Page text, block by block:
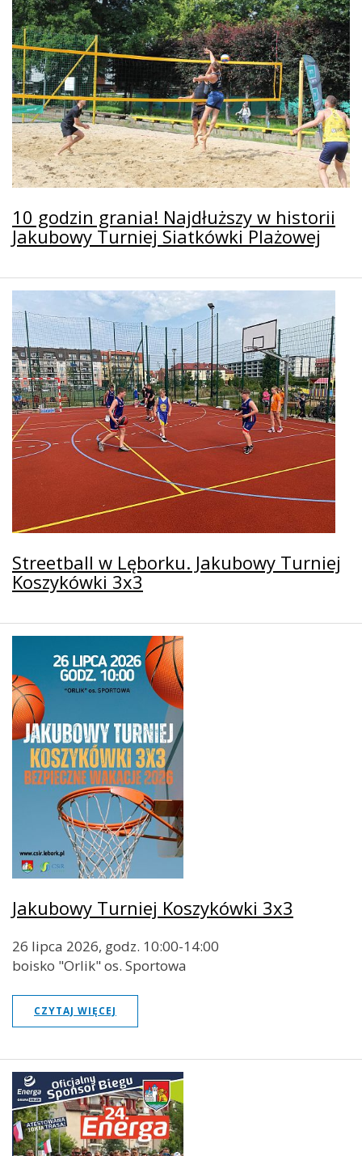
10 godzin grania! Najdłuższy w historii
Jakubowy Turniej Siatkówki Plażowej
Streetball w Lęborku. Jakubowy Turniej
Koszykówki 3x3
Jakubowy Turniej Koszykówki 3x3
26 lipca 2026, godz. 10:00-14:00
boisko "Orlik" os. Sportowa
CZYTAJ WIĘCEJ